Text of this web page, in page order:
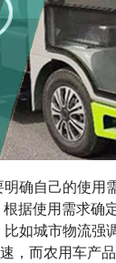
确自己的使用
据使用需求确
如城市物流强
，而农用车产